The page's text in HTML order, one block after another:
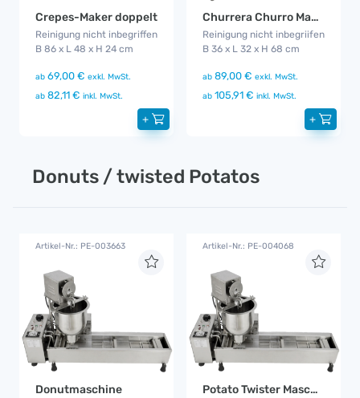
Crepes-Maker doppelt
Reinigung nicht inbegriffen
B 86 x L 48 x H 24 cm
ab 69,00 € exkl. MwSt.
ab 82,11 € inkl. MwSt.
+
Churrera Churro Maker
Reinigung nicht inbegriifen
B 36 x L 32 x H 68 cm
ab 89,00 € exkl. MwSt.
ab 105,91 € inkl. MwSt.
+
Donuts / twisted Potatos
Artikel-Nr.: PE-003663
Donutmaschine
Artikel-Nr.: PE-004068
Potato Twister Maschine